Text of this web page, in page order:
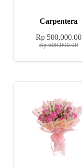
Carpentera
Rp600,000.00
Rp500,000.00